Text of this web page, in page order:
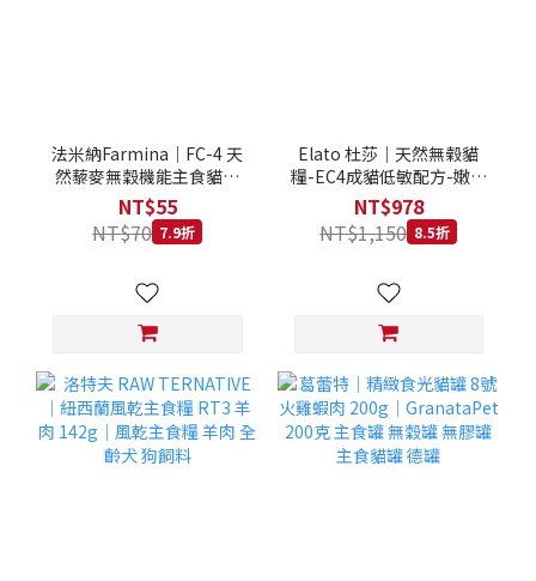
法米納Farmina｜FC-4 天
然藜麥無穀機能主食貓罐
FC-4061 體重管理 羊肉蘆
筍 80G
NT$55
NT$70 7.9折
Elato 杜莎｜天然無榖貓
糧-EC4成貓低敏配方-嫩羊
野鹿 1.5kg｜杜莎 天然無
榖貓糧系列 貓糧
NT$978
NT$1,150 8.5折